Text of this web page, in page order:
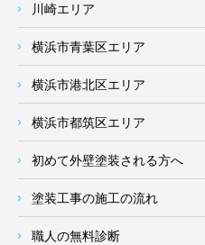
川崎エリア
横浜市青葉区エリア
横浜市港北区エリア
横浜市都筑区エリア
初めて外壁塗装される方へ
塗装工事の施工の流れ
職人の無料診断